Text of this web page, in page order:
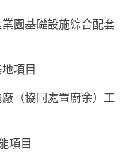
園基礎設施綜合配套
項目
（協同處置廚余）工
項目